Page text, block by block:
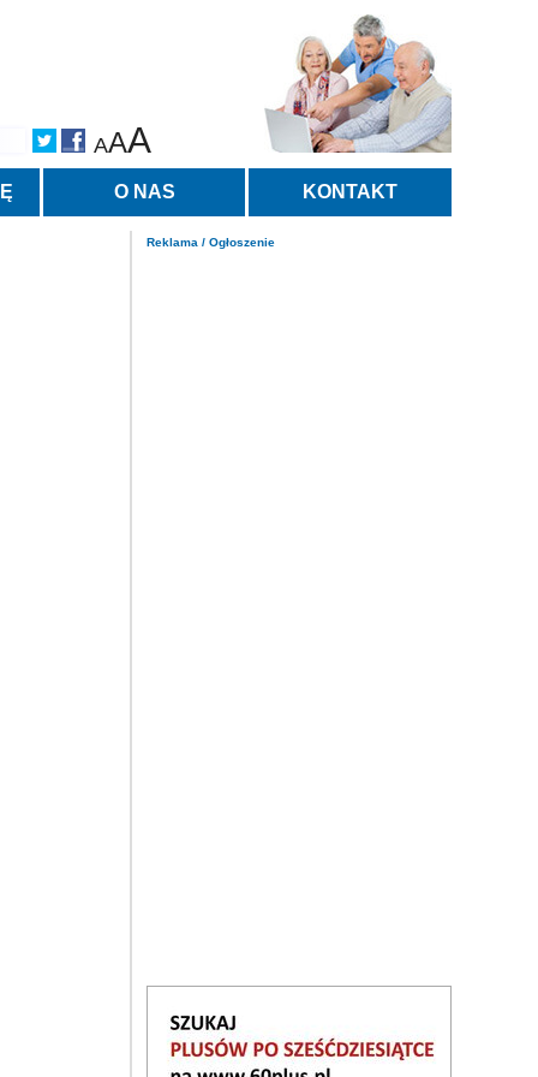
AAA
O NAS KONTAKT
Reklama / Ogłoszenie